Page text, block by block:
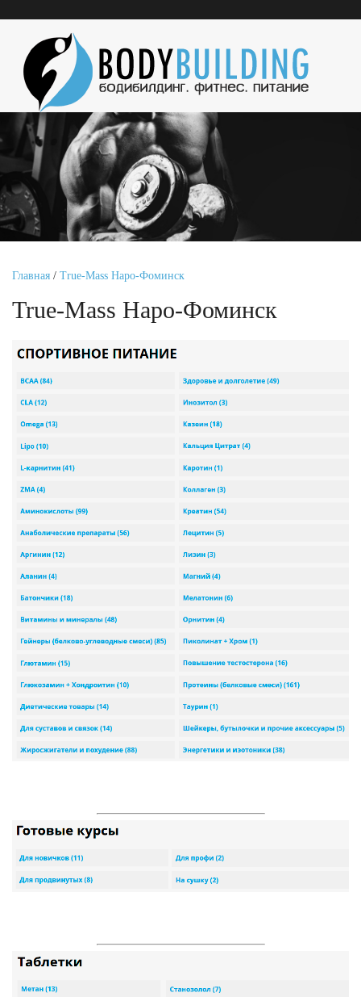
Главная / True-Mass Наро-Фоминск
True-Mass Наро-Фоминск